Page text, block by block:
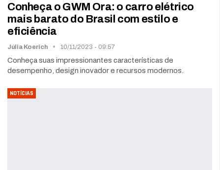
Conheça o GWM Ora: o carro elétrico
mais barato do Brasil com estilo e
eficiência
Júlia Koerich 10/11/2023 - 09:57
Conheça suas impressionantes características de
desempenho, design inovador e recursos modernos.
NOTÍCIAS